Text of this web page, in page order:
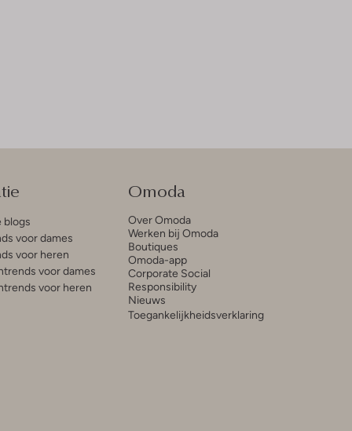
blogs
voor dames
voor heren
voor dames
voor heren
Omoda
Over Omoda
Werken bij Omoda
Boutiques
Omoda-app
Corporate Social
Responsibility
Nieuws
Toegankelijkheidsverklaring